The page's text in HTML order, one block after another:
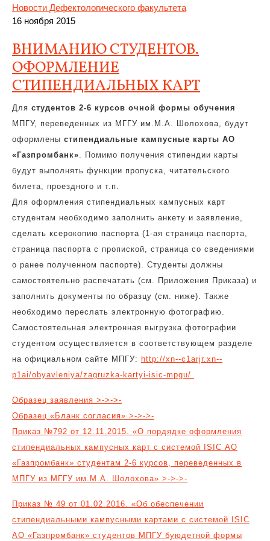
Новости Дефектологического факультета
16 ноября 2015
ВНИМАНИЮ СТУДЕНТОВ.
ОФОРМЛЕНИЕ
СТИПЕНДИАЛЬНЫХ КАРТ
Для студентов 2-6 курсов очной формы обучения
МПГУ, переведенных из МГГУ им.М.А. Шолохова, будут
оформлены стипендиальные кампусные карты АО
«Газпромбанк». Помимо получения стипендии карты
будут выполнять функции пропуска, читательского
билета, проездного и т.п.
Для оформления стипендиальных кампусных карт
студентам необходимо заполнить анкету и заявление,
сделать ксерокопию паспорта (1-ая страница паспорта,
страница паспорта с пропиской, страница со сведениями
о ранее полученном паспорте). Студенты должны
самостоятельно распечатать (см. Приложения Приказа) и
заполнить документы по образцу (см. ниже). Также
необходимо переслать электронную фотографию.
Самостоятельная электронная выгрузка фотографии
студентом осуществляется в соответствующем разделе
на официальном сайте МПГУ: http://xn--c1arjr.xn--
p1ai/obyavleniya/zagruzka-kartyi-isic-mpgu/
Образец заявления >->->-
Образец «Бланк согласия» >->->-
Приказ №792 от 12.11.2015. «О пордядке оформления
стипендиальных кампусных карт с системой ISIC АО
«Газпромбанк» студентам 2-6 курсов, переведенных в
МПГУ из МГГУ им.М.А. Шолохова» >->->-
Приказ № 49 от 01.02.2016. «Об обеспечении
стипендиальными кампусными картами с системой ISIC
АО «Газпромбанк» студентов МПГУ буюдетной формы